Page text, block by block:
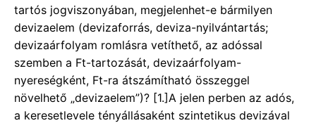
tartós jogviszonyában, megjelenhet-e bármilyen
devizaelem (devizaforrás, deviza-nyilvántartás;
devizaárfolyam romlásra vetíthető, az adóssal
szemben a Ft-tartozását, devizaárfolyam-
nyereségként, Ft-ra átszámítható összeggel
növelhető „devizaelem”)? [1.]A jelen perben az adós,
a keresetlevele tényállásaként szintetikus devizával